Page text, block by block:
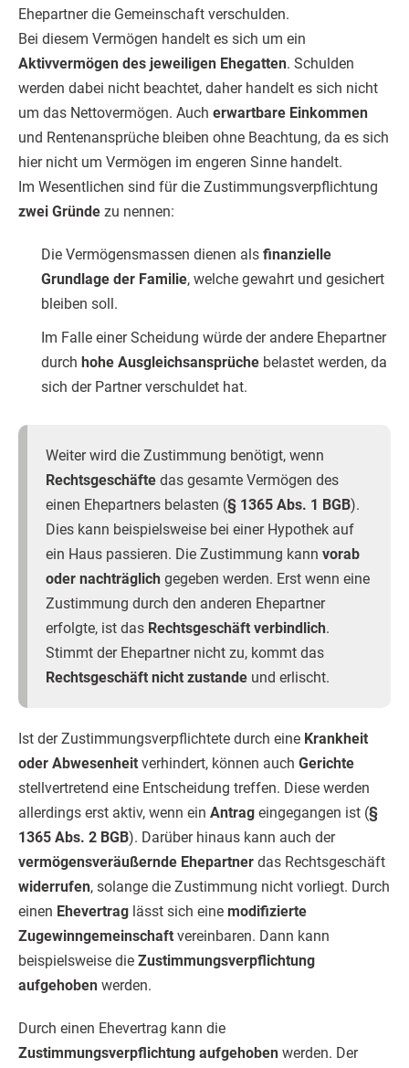
Ehepartner die Gemeinschaft verschulden.
Bei diesem Vermögen handelt es sich um ein
Aktivvermögen des jeweiligen Ehegatten. Schulden
werden dabei nicht beachtet, daher handelt es sich nicht
um das Nettovermögen. Auch erwartbare Einkommen
und Rentenansprüche bleiben ohne Beachtung, da es sich
hier nicht um Vermögen im engeren Sinne handelt.
Im Wesentlichen sind für die Zustimmungsverpflichtung
zwei Gründe zu nennen:
Die Vermögensmassen dienen als finanzielle
Grundlage der Familie, welche gewahrt und gesichert
bleiben soll.
Im Falle einer Scheidung würde der andere Ehepartner
durch hohe Ausgleichsansprüche belastet werden, da
sich der Partner verschuldet hat.
Weiter wird die Zustimmung benötigt, wenn
Rechtsgeschäfte das gesamte Vermögen des
einen Ehepartners belasten (§ 1365 Abs. 1 BGB).
Dies kann beispielsweise bei einer Hypothek auf
ein Haus passieren. Die Zustimmung kann vorab
oder nachträglich gegeben werden. Erst wenn eine
Zustimmung durch den anderen Ehepartner
erfolgte, ist das Rechtsgeschäft verbindlich.
Stimmt der Ehepartner nicht zu, kommt das
Rechtsgeschäft nicht zustande und erlischt.
Ist der Zustimmungsverpflichtete durch eine Krankheit
oder Abwesenheit verhindert, können auch Gerichte
stellvertretend eine Entscheidung treffen. Diese werden
allerdings erst aktiv, wenn ein Antrag eingegangen ist (§
1365 Abs. 2 BGB). Darüber hinaus kann auch der
vermögensveräußernde Ehepartner das Rechtsgeschäft
widerrufen, solange die Zustimmung nicht vorliegt. Durch
einen Ehevertrag lässt sich eine modifizierte
Zugewinngemeinschaft vereinbaren. Dann kann
beispielsweise die Zustimmungsverpflichtung
aufgehoben werden.
Durch einen Ehevertrag kann die
Zustimmungsverpflichtung aufgehoben werden. Der